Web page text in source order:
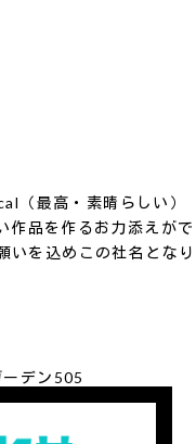
（最高・素晴らしい）
作品を作るお力添えがで
いを込めこの社名となり
デン505